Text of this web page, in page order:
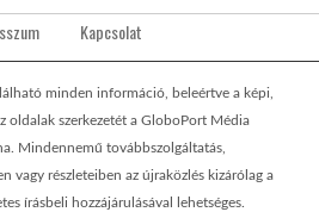
Kapcsolat
minden információ, beleértve a képi,
oldalak szerkezetét a GloboPort Média
Mindennemű továbbszolgáltatás,
vagy részleteiben az újraközlés kizárólag a
írásbeli hozzájárulásával lehetséges.